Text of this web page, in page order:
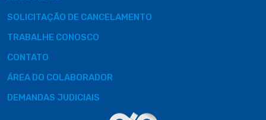
SOLICITAÇÃO DE CANCELAMENTO
TRABALHE CONOSCO
CONTATO
ÁREA DO COLABORADOR
DEMANDAS JUDICIAIS